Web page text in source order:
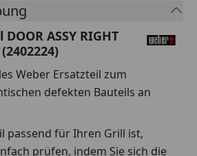
ASSY RIGHT
(2402224)
Weber Ersatzteil zum
defekten Bauteils an
passend für Ihren Grill ist,
prüfen, indem Sie sich die